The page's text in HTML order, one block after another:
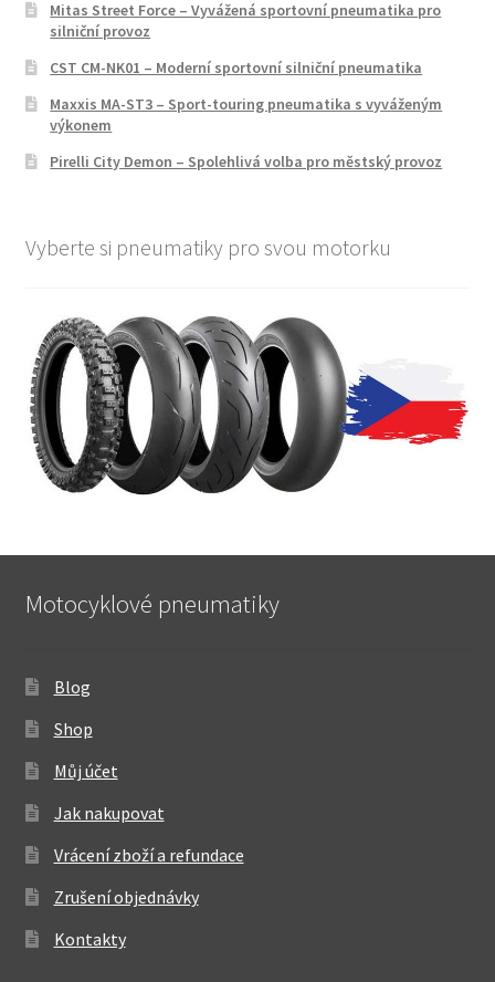
Mitas Street Force – Vyvážená sportovní pneumatika pro
silniční provoz
CST CM-NK01 – Moderní sportovní silniční pneumatika
Maxxis MA-ST3 – Sport-touring pneumatika s vyváženým
výkonem
Pirelli City Demon – Spolehlivá volba pro městský provoz
Vyberte si pneumatiky pro svou motorku
Motocyklové pneumatiky
Blog
Shop
Můj účet
Jak nakupovat
Vrácení zboží a refundace
Zrušení objednávky
Kontakty